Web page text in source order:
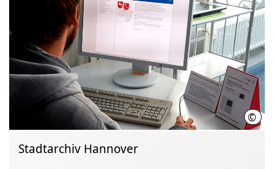
©
Stadtarchiv Hannover